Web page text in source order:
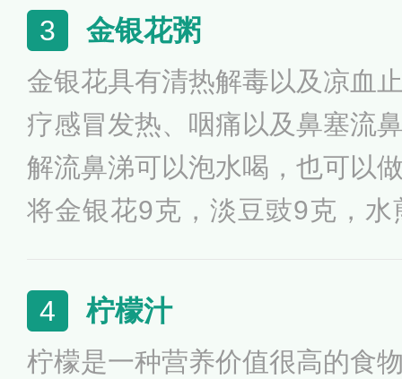
白萝卜汤的做法有很多，比较
卜切片放入热水中，加入少量
左右，煮熟后可直接食用。
3 金银花粥
金银花具有清热解毒以及凉血
疗感冒发热、咽痛以及鼻塞流
解流鼻涕可以泡水喝，也可以
将金银花9克，淡豆豉9克，
对流感病毒有抑制作用；淡豆
起使用治疗风热感冒。非常适
4 柠檬汁
柠檬是一种营养价值很高的食